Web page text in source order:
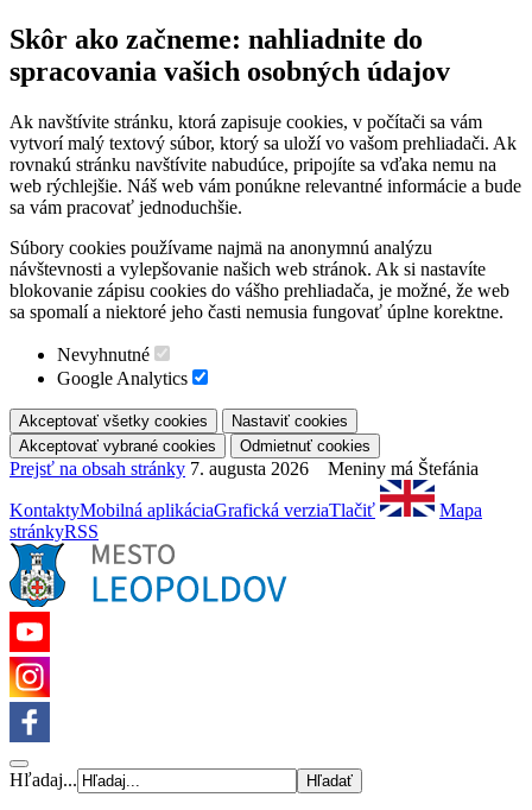
Skôr ako začneme: nahliadnite do
spracovania vašich osobných údajov
Ak navštívite stránku, ktorá zapisuje cookies, v počítači sa vám
vytvorí malý textový súbor, ktorý sa uloží vo vašom prehliadači. Ak
rovnakú stránku navštívite nabudúce, pripojíte sa vďaka nemu na
web rýchlejšie. Náš web vám ponúkne relevantné informácie a bude
sa vám pracovať jednoduchšie.
Súbory cookies používame najmä na anonymnú analýzu
návštevnosti a vylepšovanie našich web stránok. Ak si nastavíte
blokovanie zápisu cookies do vášho prehliadača, je možné, že web
sa spomalí a niektoré jeho časti nemusia fungovať úplne korektne.
Nevyhnutné
Google Analytics
Prejsť na obsah stránky 7. augusta 2026 Meniny má Štefánia
KontaktyMobilná aplikáciaGrafická verziaTlačiť
Mapa
stránkyRSS
Hľadaj...